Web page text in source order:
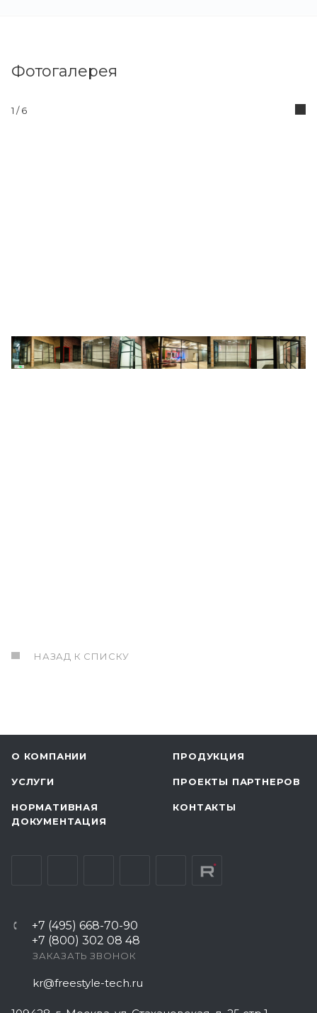
Фотогалерея
1 / 6
НАЗАД К СПИСКУ
О КОМПАНИИ ПРОДУКЦИЯ
УСЛУГИ ПРОЕКТЫ ПАРТНЕРОВ
НОРМАТИВНАЯ
ДОКУМЕНТАЦИЯ
КОНТАКТЫ
+7 (495) 668-70-90
+7 (800) 302 08 48
ЗАКАЗАТЬ ЗВОНОК
kr@freestyle-tech.ru